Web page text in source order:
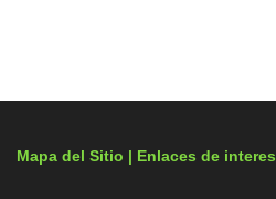
Mapa del Sitio | Enlaces de interes